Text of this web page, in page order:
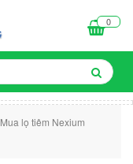
0
Mua lọ tiêm Nexium